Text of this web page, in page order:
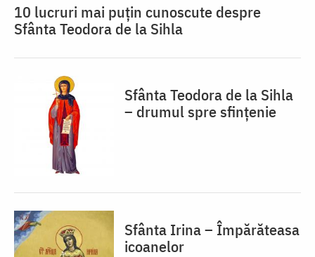
10 lucruri mai puțin cunoscute despre
Sfânta Teodora de la Sihla
Sfânta Teodora de la Sihla
– drumul spre sfințenie
Sfânta Irina – Împărăteasa
icoanelor